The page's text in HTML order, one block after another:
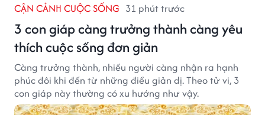
CẬN CẢNH CUỘC SỐNG 31 phút trước
3 con giáp càng trưởng thành càng yêu
thích cuộc sống đơn giản
Càng trưởng thành, nhiều người càng nhận ra hạnh
phúc đôi khi đến từ những điều giản dị. Theo tử vi, 3
con giáp này thường có xu hướng như vậy.